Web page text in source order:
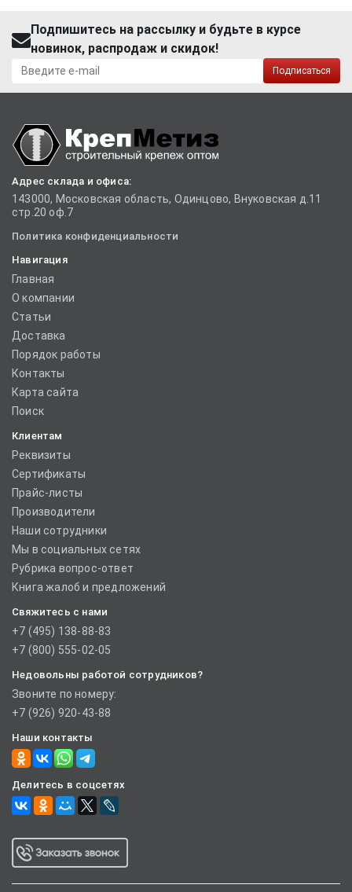
Подпишитесь на рассылку и будьте в курсе
новинок, распродаж и скидок!
Подписаться
Адрес склада и офиса:
143000, Московская область, Одинцово, Внуковская д.11
стр.20 оф.7
Политика конфиденциальности
Навигация
Главная
О компании
Статьи
Доставка
Порядок работы
Контакты
Карта сайта
Поиск
Клиентам
Реквизиты
Сертификаты
Прайс-листы
Производители
Наши сотрудники
Мы в социальных сетях
Рубрика вопрос-ответ
Книга жалоб и предложений
Свяжитесь с нами
+7 (495) 138-88-83
+7 (800) 555-02-05
Недовольны работой сотрудников?
Звоните по номеру:
+7 (926) 920-43-88
Наши контакты
Делитесь в соцсетях